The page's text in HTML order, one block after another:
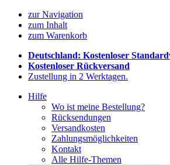
zur Navigation
zum Inhalt
zum Warenkorb
Deutschland: Kostenloser
Kostenloser Rückversand
Zustellung in 2 Werktagen.
Hilfe
Wo ist meine Bestellung?
Rücksendungen
Versandkosten
Zahlungsmöglichkeiten
Kontakt
Alle Hilfe-Themen